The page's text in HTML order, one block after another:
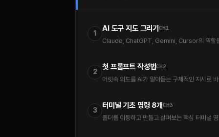
1
AI 도구 지도 그리기CH1
Claude, ChatGPT, Gemini, Cursor의 역할을
2
첫 프롬프트 작성법CH2
머릿속 의도를 AI가 알아듣는 구체적인 지시로
3
터미널 기초 명령 8개CH3
폴더를 이동하고 만들고 살펴보는 핵심 터미널